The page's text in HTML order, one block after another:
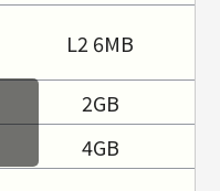
L2 6MB
2GB
4GB